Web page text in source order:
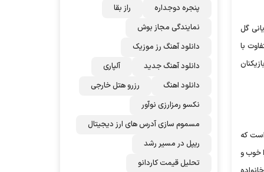
گل
با
که
خوب و
پنجره دوجداره
راز بقا
نمایندگی مجاز بوش
دانلود آهنگ رز‌ موزیک
دانلود آهنگ جدید
آلپاری
دانلود اهنگ
رزرو هتل خارجی
نکسو رمزارزی نوآور
مسموم سازی آدرس های ارز دیجیتال
ریپل در مسیر رشد
تحلیل قیمت کاردانو